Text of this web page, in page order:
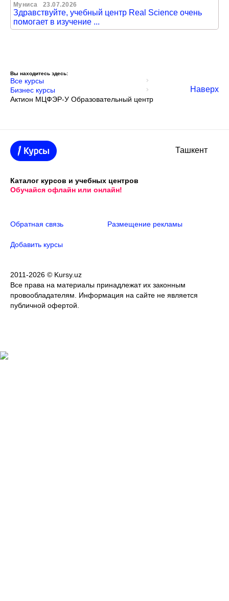
Муниса 23.07.2026
Здравствуйте, учебный центр Real Science очень
помогает в изучение ...
Вы находитесь здесь:
Все курсы
Бизнес курсы
Актион МЦФЭР-У Образовательный центр
Наверх
Ташкент
Каталог курсов и учебных центров
Обучайся офлайн или онлайн!
Обратная связь Размещение рекламы
Добавить курсы
2011-2026 © Kursy.uz
Все права на материалы принадлежат их законным
провообладателям. Информация на сайте не является
публичной офертой.